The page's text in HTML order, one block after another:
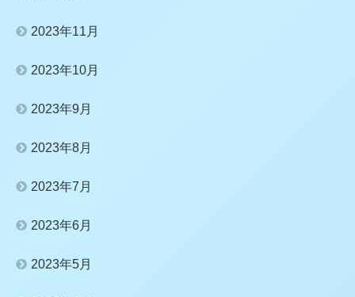
2023年11月
2023年10月
2023年9月
2023年8月
2023年7月
2023年6月
2023年5月